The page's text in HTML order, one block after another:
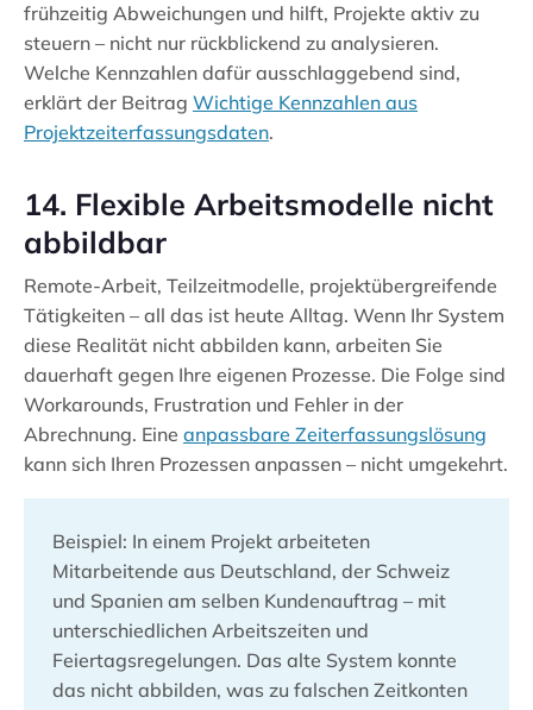
frühzeitig Abweichungen und hilft, Projekte aktiv zu
steuern – nicht nur rückblickend zu analysieren.
Welche Kennzahlen dafür ausschlaggebend sind,
erklärt der Beitrag Wichtige Kennzahlen aus
Projektzeiterfassungsdaten.
14. Flexible Arbeitsmodelle nicht
abbildbar
Remote-Arbeit, Teilzeitmodelle, projektübergreifende
Tätigkeiten – all das ist heute Alltag. Wenn Ihr System
diese Realität nicht abbilden kann, arbeiten Sie
dauerhaft gegen Ihre eigenen Prozesse. Die Folge sind
Workarounds, Frustration und Fehler in der
Abrechnung. Eine anpassbare Zeiterfassungslösung
kann sich Ihren Prozessen anpassen – nicht umgekehrt.
Beispiel: In einem Projekt arbeiteten
Mitarbeitende aus Deutschland, der Schweiz
und Spanien am selben Kundenauftrag – mit
unterschiedlichen Arbeitszeiten und
Feiertagsregelungen. Das alte System konnte
das nicht abbilden, was zu falschen Zeitkonten